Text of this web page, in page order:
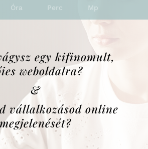
Óra Perc Mp
egy kifinomult,
weboldalra?
&
vállalkozásod online
megjelenését?